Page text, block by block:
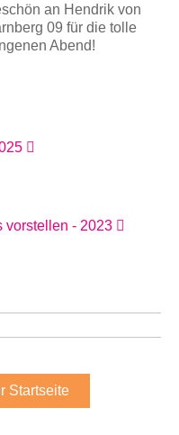
an Hendrik von
09 für die tolle
Abend!
vorstellen - 2023
Startseite